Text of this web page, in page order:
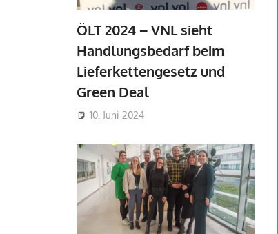
ÖLT 2024 – VNL sieht
Handlungsbedarf beim
Lieferkettengesetz und
Green Deal
10. Juni 2024